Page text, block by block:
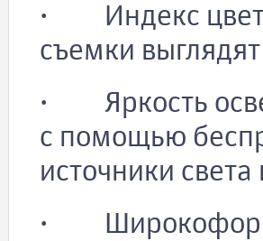
· Индекс
съемки
· Яркость
с помощью
источники
·